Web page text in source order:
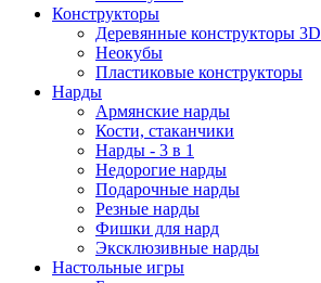
Конструкторы
Деревянные конструкторы 3D
Неокубы
Пластиковые конструкторы
Нарды
Армянские нарды
Кости, стаканчики
Нарды - 3 в 1
Недорогие нарды
Подарочные нарды
Резные нарды
Фишки для нард
Эксклюзивные нарды
Настольные игры